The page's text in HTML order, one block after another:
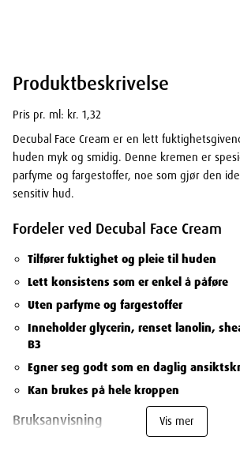
Produktbeskrivelse
Pris pr. ml: kr. 1,32
Decubal Face Cream er en lett
huden myk og smidig. Denne kremen er
parfyme og fargestoffer, noe som gjør den
sensitiv hud.
Fordeler ved Decubal Face Cream
Tilfører fuktighet og pleie til huden
Lett konsistens som er enkel å påføre
Uten parfyme og fargestoffer
Inneholder glycerin, renset lanolin,
B3
Egner seg godt som en daglig
Kan brukes på hele kroppen
Bruksanvisning Vis mer